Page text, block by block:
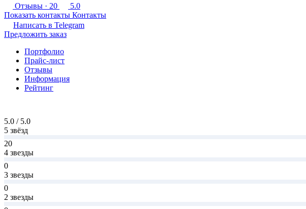
Отзывы · 20
5.0
Показать контакты Контакты
Написать в Telegram
Предложить заказ
Портфолио
Прайс-лист
Отзывы
Информация
Рейтинг
5.0 / 5.0
5 звёзд
20
4 звезды
0
3 звезды
0
2 звезды